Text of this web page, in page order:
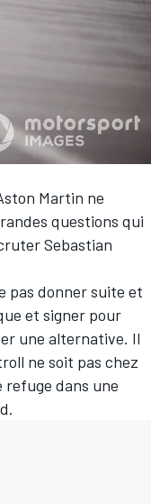
Martin ne
questions qui
Sebastian
pas donner suite et
et signer pour
une alternative. Il
ne soit pas chez
refuge dans une